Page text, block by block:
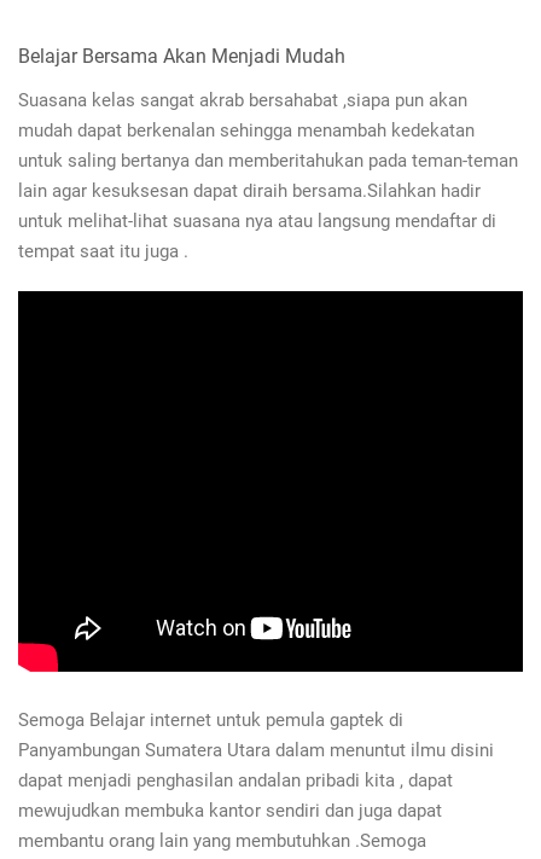
Belajar Bersama Akan Menjadi Mudah
Suasana kelas sangat akrab bersahabat ,siapa pun akan
mudah dapat berkenalan sehingga menambah kedekatan
untuk saling bertanya dan memberitahukan pada teman-teman
lain agar kesuksesan dapat diraih bersama.Silahkan hadir
untuk melihat-lihat suasana nya atau langsung mendaftar di
tempat saat itu juga .
Semoga Belajar internet untuk pemula gaptek di
Panyambungan Sumatera Utara dalam menuntut ilmu disini
dapat menjadi penghasilan andalan pribadi kita , dapat
mewujudkan membuka kantor sendiri dan juga dapat
membantu orang lain yang membutuhkan .Semoga